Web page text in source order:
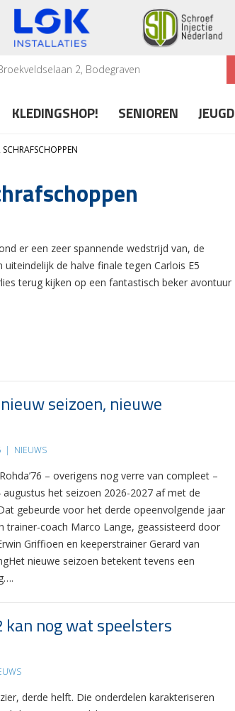
2, Bodegraven
KLEDINGSHOP! SENIOREN JEUGD
er een zeer spannende wedstrijd van, de
de halve finale tegen Carlois E5
terug kijken op een fantastisch beker avontuur
nieuw seizoen, nieuwe
| NIEUWS
– overigens nog verre van compleet –
het seizoen 2026-2027 af met de
gebeurde voor het derde opeenvolgende jaar
trainer-coach Marco Lange, geassisteerd door
Griffioen en keeperstrainer Gerard van
nieuwe seizoen betekent tevens een
kan nog wat speelsters
derde helft. Die onderdelen karakteriseren